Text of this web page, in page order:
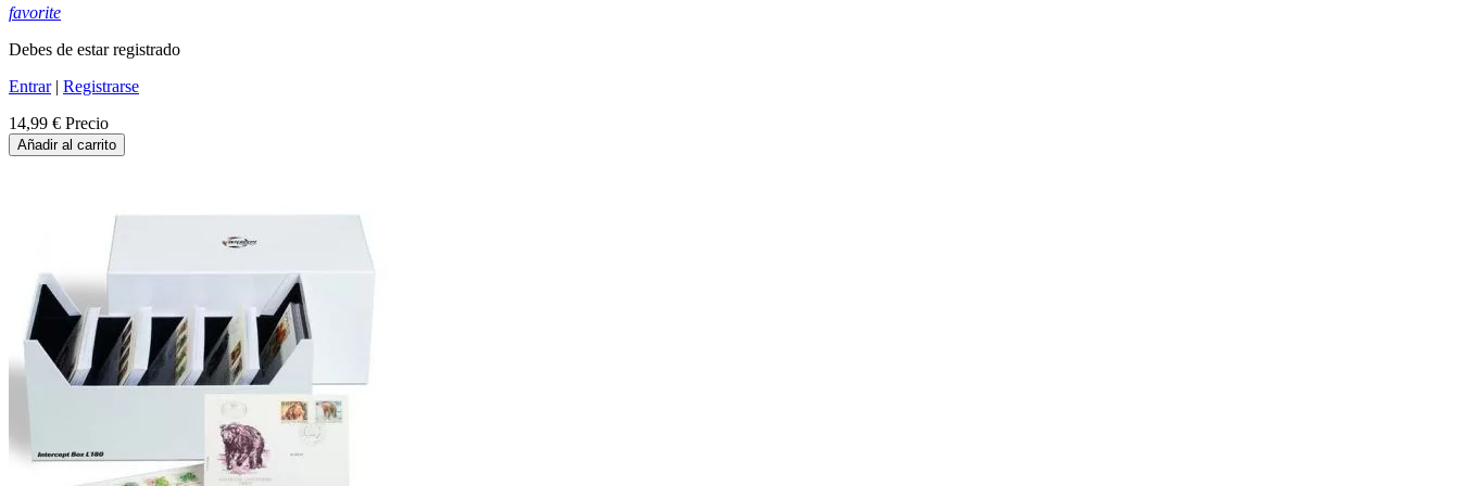
favorite
Debes de estar registrado
Entrar| Registrarse
14,99 € Precio
Añadir al carrito